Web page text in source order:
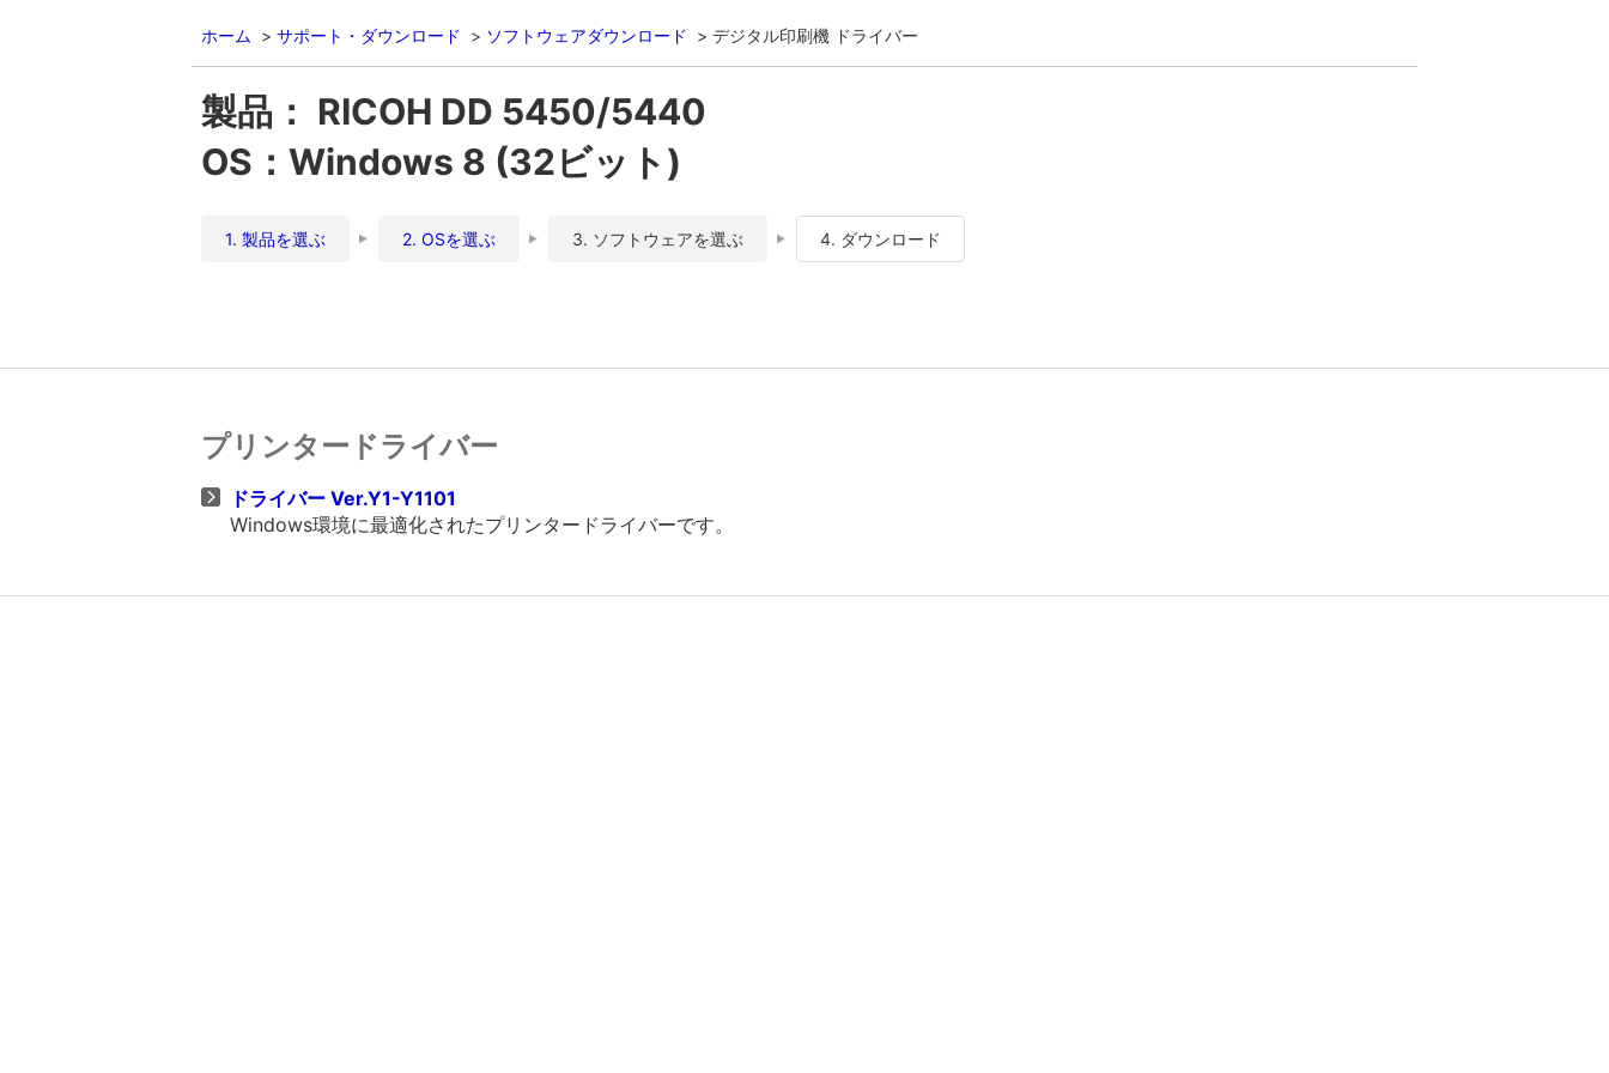
ホーム サポート・ダウンロード ソフトウェアダウンロード デジタル印刷機 ドライバー
製品： RICOH DD 5450/5440
OS：Windows 8 (32ビット)
1. 製品を選ぶ 2. OSを選ぶ 3. ソフトウェアを選ぶ 4. ダウンロード
プリンタードライバー
ドライバー Ver.Y1-Y1101
Windows環境に最適化されたプリンタードライバーです。